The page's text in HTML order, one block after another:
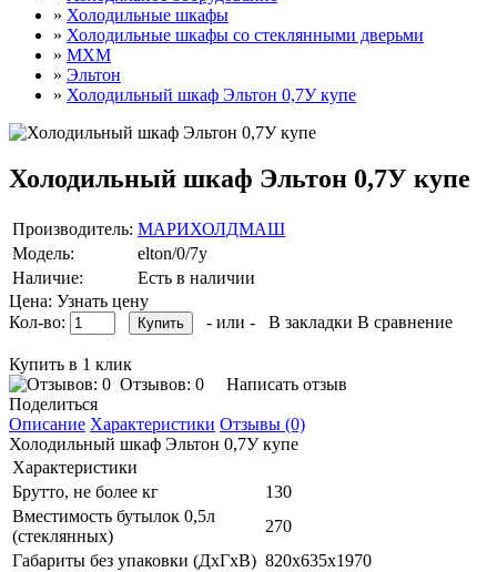
» Холодильные шкафы
» Холодильные шкафы cо стеклянными дверьми
» МХМ
» Эльтон
» Холодильный шкаф Эльтон 0,7У купе
Холодильный шкаф Эльтон 0,7У купе
Производитель: МАРИХОЛДМАШ
Модель:
elton/0/7y
Наличие:
Есть в наличии
Цена: Узнать цену
Кол-во:
- или - В закладки В сравнение
Купить в 1 клик
Отзывов: 0
Написать отзыв
Поделиться
Описание Характеристики Отзывы (0)
Холодильный шкаф Эльтон 0,7У купе
Характеристики
Брутто, не более кг
130
Вместимость бутылок 0,5л
(стеклянных)
270
Габариты без упаковки (ДхГхВ) 820х635х1970